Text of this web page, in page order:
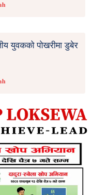
युवकको पोखरीमा डुबेर